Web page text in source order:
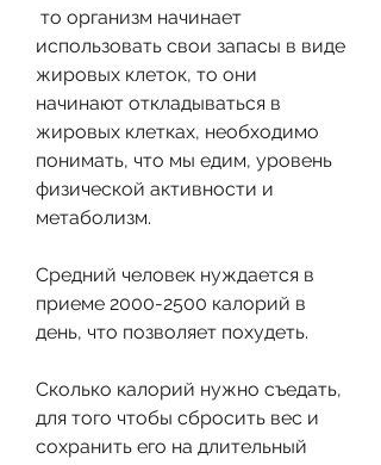
использовать свои запасы в виде
жировых клеток, то они
начинают откладываться в
жировых клетках, необходимо
понимать, что мы едим, уровень
физической активности и
метаболизм.
Средний человек нуждается в
приеме 2000-2500 калорий в
день, что позволяет похудеть.
Сколько калорий нужно съедать,
для того чтобы сбросить вес и
сохранить его на длительный